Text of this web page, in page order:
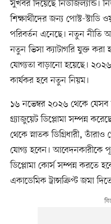
সুখবর দিয়েছে নিউজিল্যান্ড।
শিক্ষার্থীদের জন্য পোস্ট-স্টাডি
পরিবর্তন এনেছে। নতুন নীতি
নতুন ভিসা ক্যাটাগরি যুক্ত করা
যোগ্যতা বাড়ানো হয়েছে।
কার্যকর হবে নতুন নিয়ম।
১৬ নভেম্বর ২০২৬ থেকে যেসব
গ্র্যাজুয়েট ডিপ্লোমা সম্পন্ন
থেকে স্নাতক ডিগ্রিধারী, তাঁরাও
যোগ্য হবেন। আবেদনকারীকে
ডিপ্লোমা কোর্স সম্পন্ন করতে
একাডেমিক ট্রান্সক্রিপ্ট জমা